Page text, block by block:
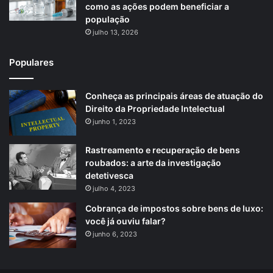
como as ações podem beneficiar a
população
julho 13, 2026
Populares
Conheça as principais áreas de atuação do
Direito da Propriedade Intelectual
junho 1, 2023
Rastreamento e recuperação de bens
roubados: a arte da investigação
detetivesca
julho 4, 2023
Cobrança de impostos sobre bens de luxo:
você já ouviu falar?
junho 6, 2023